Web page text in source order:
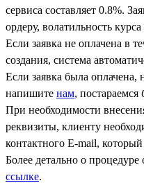
сервиса составляет 0.8%.
ордеру, волатильность
Если заявка не оплачена в
создания, система
Если заявка была оплачена,
напишите нам,
При необходимости
реквизиты, клиенту
контактного Е-mail,
Более детально о
ссылке.